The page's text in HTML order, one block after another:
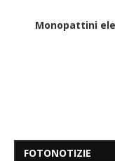
Monopattini
FOTONOTIZIE